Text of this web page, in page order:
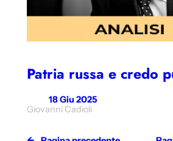
Patria russa e credo
18 Giu 2025
Giovanni Cadioli